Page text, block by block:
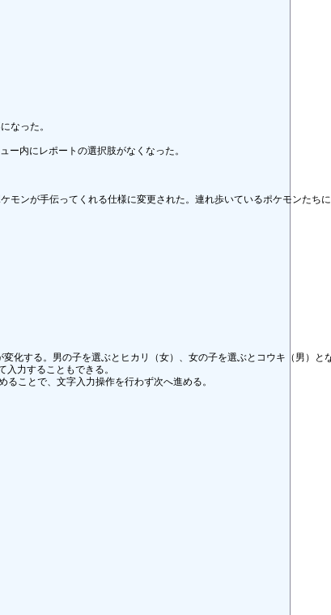
なった。
内にレポートの選択肢がなくなった。
が手伝ってくれる仕様に変更された。連れ歩いているポケモンた
化する。男の子を選ぶとヒカリ（女）、女の子を選ぶとコウキ（男）と
力することもできる。
ことで、文字入力操作を行わず次へ進める。